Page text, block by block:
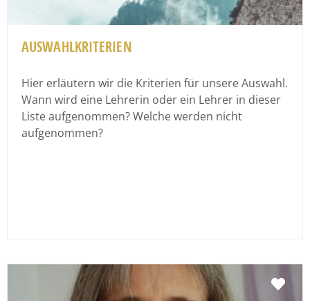
AUSWAHLKRITERIEN
Hier erläutern wir die Kriterien für unsere Auswahl.
Wann wird eine Lehrerin oder ein Lehrer in dieser
Liste aufgenommen? Welche werden nicht
aufgenommen?